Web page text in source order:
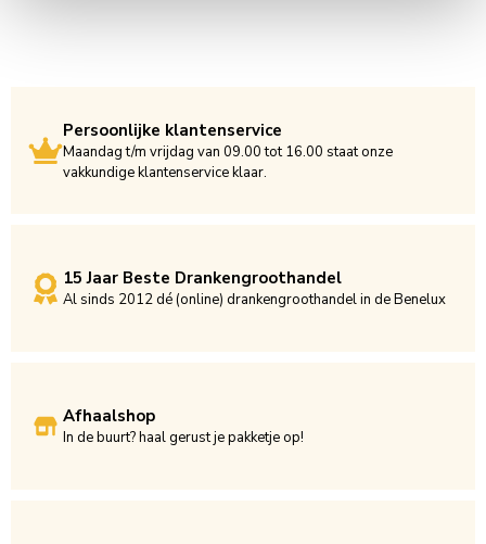
Persoonlijke klantenservice
Maandag t/m vrijdag van 09.00 tot 16.00 staat onze
vakkundige klantenservice klaar.
15 Jaar Beste Drankengroothandel
Al sinds 2012 dé (online) drankengroothandel in de Benelux
Afhaalshop
In de buurt? haal gerust je pakketje op!